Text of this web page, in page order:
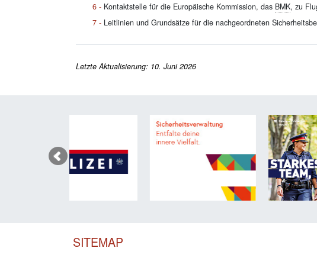
Kontaktstelle für die Europäische Kommission, das BMK, zu
Leitlinien und Grundsätze für die nachgeordneten
Letzte Aktualisierung: 10. Juni 2026
SITEMAP